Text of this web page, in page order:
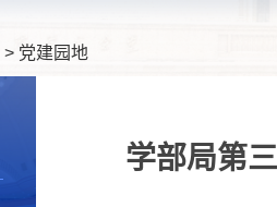
> 党建园地
学部局第